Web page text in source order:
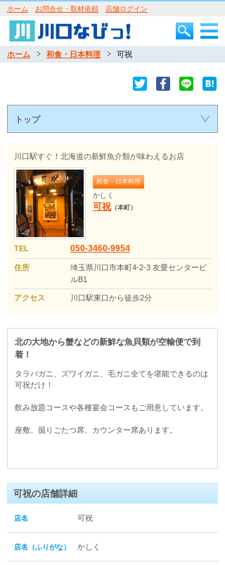
ホーム お問合せ・取材依頼 店舗ログイン
ホーム 和食・日本料理 可祝
トップ
川口駅すぐ！北海道の新鮮魚介類が味わえるお店
和食・日本料理
かしく
可祝（本町）
TEL 050-3460-9954
住所
埼玉県川口市本町4-2-3 友愛センタービ
ルB1
アクセス 川口駅東口から徒歩2分
北の大地から蟹などの新鮮な魚貝類が空輸便で到
着！
タラバガニ、ズワイガニ、毛ガニ全てを堪能できるのは
可祝だけ！
飲み放題コースや各種宴会コースもご用意しています。
座敷、掘りごたつ席、カウンター席あります。
可祝の店舗詳細
店名 可祝
店名（ふりがな） かしく